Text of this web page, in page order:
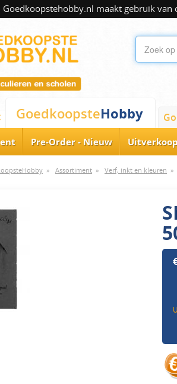
Goedkoopstehobby.nl maakt gebruik van
GoedkoopsteHobby
Pre-Order - Nieuw
» Assortiment » Verf, inkt en kleuren »